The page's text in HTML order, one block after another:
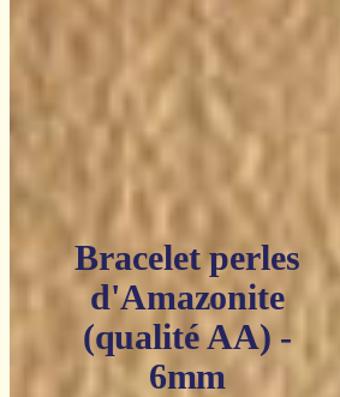
Bracelet perles
d'Amazonite
(qualité AA) -
6mm